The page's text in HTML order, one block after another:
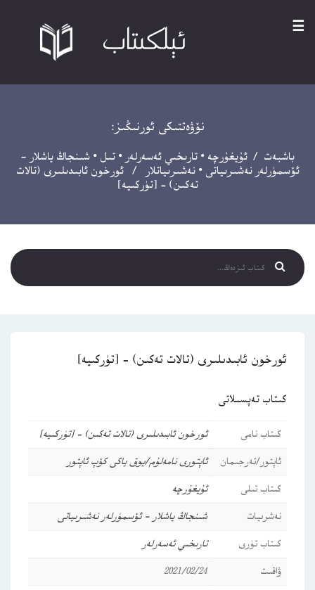
☰
نۆۋەتتىكى ئورنىڭىز:
باشبەت / ئۇيغۇرچە • تارىخىي ئەسەرلەر • تىل • شىنجاڭ ياشلار -
ئۆسمۈرلەر نەشىرىياتى •نەشىرىياتلار
/ ئورخون ئابىدىلىرى (تالات
تەكىن) – [تۈركىيە]
ئورخون ئابىدىلىرى (تالات تەكىن) – [تۈركىيە]
كىتاب تەپسىلاتى
كىتاب نامى
ئورخون ئابىدىلىرى (تالات تەكىن) – [تۈركىيە]
ئاپتور/تەرجىمان
ئاپتورى نامەلۇم/يوق ياكى كۆپ ئاپتور
كىتاب تىلى
ئۇيغۇرچە
نەشرىيات
شىنجاڭ ياشلار - ئۆسمۈرلەر نەشىرىياتى
كىتاب تۈرى
تارىخىي ئەسەرلەر
ۋاقىت
2021/02/24